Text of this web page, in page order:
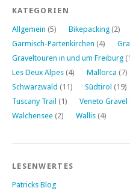
KATEGORIEN
Allgemein (5) Bikepacking (2)
Garmisch-Partenkirchen (4)
Graveltouren in und um Freiburg
Les Deux Alpes (4) Mallorca (7)
Schwarzwald (11) Südtirol (19)
Tuscany Trail (1) Veneto Gravel
Walchensee (2) Wallis (4)
LESENWERTES
Patricks Blog